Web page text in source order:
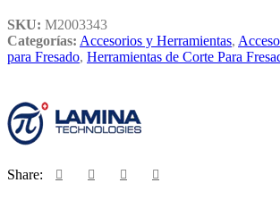
SKU: M2003343
Categorías: Accesorios y Herramientas,
para Fresado, Herramientas de Corte Para
Share: